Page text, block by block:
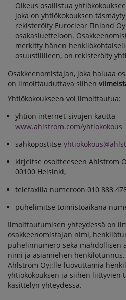
Oikeus osallistua
joka on yhtiökokouksen
rekisteröity Euroclear Finland
osakasluetteloon.
merkitty hänen
osuustililleen, on rekisteröity
Osakkeenomistajan, joka haluaa
on ilmoittauduttava siihen
Yhtiökokoukseen voi ilmoittautua:
yhtiön internet-sivujen kautta
www.ahlstrom.com/yhtiokokous
sähköpostitse
kirjeitse osoitteeseen Ahlstrom
00100 Helsinki,
telefaxilla numeroon 010 888
puhelimitse toimistoaikana
Ilmoittautumisen yhteydessä on
osakkeenomistajan nimi,
puhelinnumero sekä mahdollisen
nimi ja asiamiehen
Ahlstrom Oyj:lle luovuttamia
yhtiökokouksen ja siihen liittyvien
käsittelyn yhteydessä.